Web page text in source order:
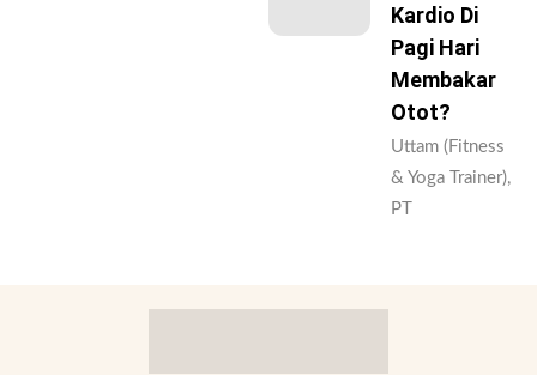
Kardio Di
Pagi Hari
Membakar
Otot?
Uttam (Fitness
& Yoga Trainer),
PT